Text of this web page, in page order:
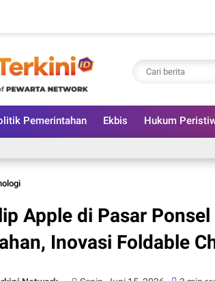
Pemerintahan Ekbis Hukum
Apple di Pasar
Inovasi Foldable